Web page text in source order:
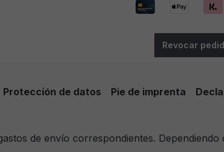
Revocar
Protección de datos Pie de imprenta
de envío correspondientes.